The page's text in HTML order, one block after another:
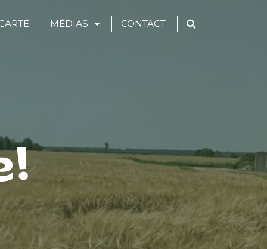
MÉDIAS CONTACT